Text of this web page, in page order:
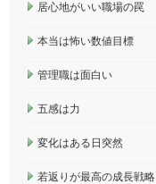
居心地がいい職場の罠
本当は怖い数値目標
管理職は面白い
五感は力
変化はある日突然
若返りが最高の成長戦略